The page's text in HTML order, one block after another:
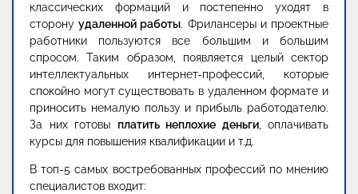
классических формаций и постепенно уходят в
сторонуудаленной работы. Фрилансеры и проектные
работники пользуются все большим и большим
спросом. Таким образом, появляется целый сектор
интеллектуальных интернет-профессий, которые
спокойно могут существовать в удаленном формате и
приносить немалую пользу и прибыль работодателю.
За них готовы платить неплохие деньги, оплачивать
курсы для повышения квалификации и т.д.
В топ-5 самых востребованных профессий по мнению
специалистов входит: